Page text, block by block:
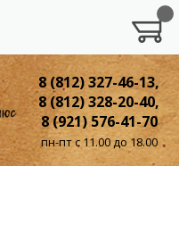
8 (812) 327-46-13,
8 (812) 328-20-40,
8 (921) 576-41-70
пн-пт с 11.00 до 18.00